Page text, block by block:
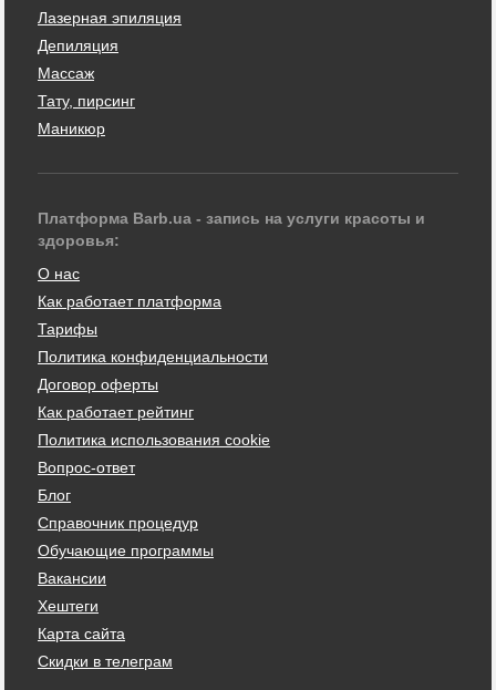
Лазерная эпиляция
Депиляция
Массаж
Тату, пирсинг
Маникюр
Платформа Barb.ua - запись на услуги красоты и
здоровья:
О нас
Как работает платформа
Тарифы
Политика конфиденциальности
Договор оферты
Как работает рейтинг
Политика использования cookie
Вопрос-ответ
Блог
Справочник процедур
Обучающие программы
Вакансии
Хештеги
Карта сайта
Скидки в телеграм